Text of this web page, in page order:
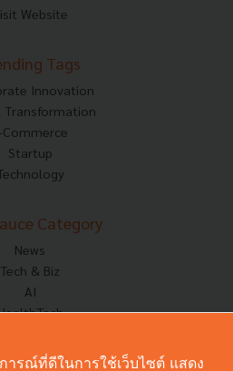
Website
Tags
Innovation
Transformation
Commerce
Startup
Category
News
Tech & Biz
AI
Corp Innov
ารณ์ที่ดีในการใช้เว็บไซต์ แสดง